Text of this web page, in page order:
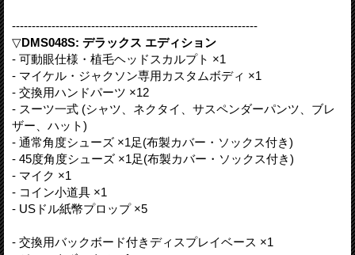
--------------------------------------------------------------
▽DMS048S: デラックス エディション
- 可動眼仕様・植毛ヘッドスカルプト ×1
- マイケル・ジャクソン専用カスタムボディ ×1
- 交換用ハンドパーツ ×12
- スーツ一式 (シャツ、ネクタイ、サスペンダーパンツ、ブレ
ザー、ハット)
- 通常角度シューズ ×1足(布製カバー・ソックス付き)
- 45度角度シューズ ×1足(布製カバー・ソックス付き)
- マイク ×1
- コイン小道具 ×1
- USドル紙幣プロップ ×5
- 交換用バックボード付きディスプレイベース ×1